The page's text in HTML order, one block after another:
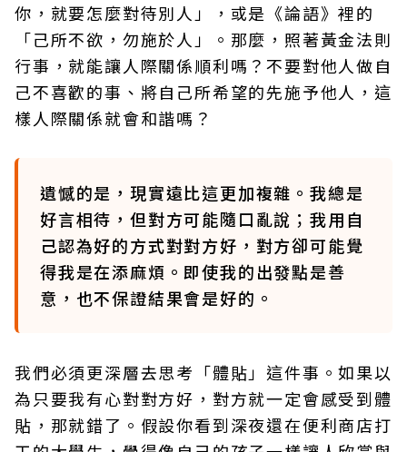
你，就要怎麼對待別人」，或是《論語》裡的
「己所不欲，勿施於人」。那麼，照著黃金法則
行事，就能讓人際關係順利嗎？不要對他人做自
己不喜歡的事、將自己所希望的先施予他人，這
樣人際關係就會和諧嗎？
遺憾的是，現實遠比這更加複雜。我總是
好言相待，但對方可能隨口亂說；我用自
己認為好的方式對對方好，對方卻可能覺
得我是在添麻煩。即使我的出發點是善
意，也不保證結果會是好的。
我們必須更深層去思考「體貼」這件事。如果以
為只要我有心對對方好，對方就一定會感受到體
貼，那就錯了。假設你看到深夜還在便利商店打